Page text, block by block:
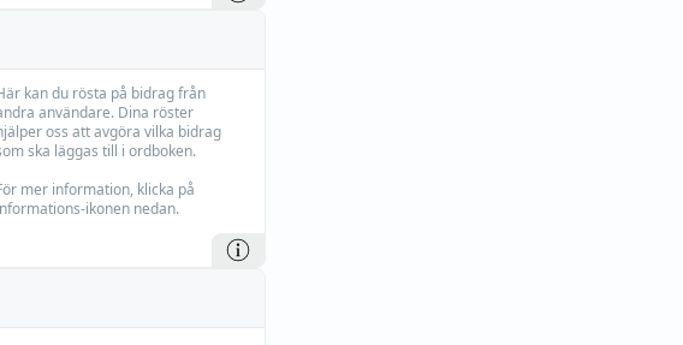
kan du rösta på bidrag från
användare. Dina röster
oss att avgöra vilka bidrag
ska läggas till i ordboken.
mer information, klicka på
ikonen nedan.